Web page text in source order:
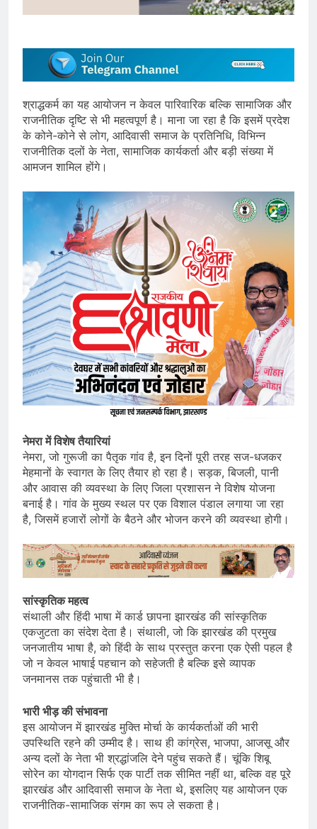
श्राद्धकर्म का यह आयोजन न केवल पारिवारिक बल्कि सामाजिक और
राजनीतिक दृष्टि से भी महत्वपूर्ण है। माना जा रहा है कि इसमें प्रदेश
के कोने-कोने से लोग, आदिवासी समाज के प्रतिनिधि, विभिन्न
राजनीतिक दलों के नेता, सामाजिक कार्यकर्ता और बड़ी संख्या में
आमजन शामिल होंगे।
नेमरा में विशेष तैयारियां
नेमरा, जो गुरूजी का पैतृक गांव है, इन दिनों पूरी तरह सज-धजकर
मेहमानों के स्वागत के लिए तैयार हो रहा है। सड़क, बिजली, पानी
और आवास की व्यवस्था के लिए जिला प्रशासन ने विशेष योजना
बनाई है। गांव के मुख्य स्थल पर एक विशाल पंडाल लगाया जा रहा
है, जिसमें हजारों लोगों के बैठने और भोजन करने की व्यवस्था होगी।
सांस्कृतिक महत्व
संथाली और हिंदी भाषा में कार्ड छापना झारखंड की सांस्कृतिक
एकजुटता का संदेश देता है। संथाली, जो कि झारखंड की प्रमुख
जनजातीय भाषा है, को हिंदी के साथ प्रस्तुत करना एक ऐसी पहल है
जो न केवल भाषाई पहचान को सहेजती है बल्कि इसे व्यापक
जनमानस तक पहुंचाती भी है।
भारी भीड़ की संभावना
इस आयोजन में झारखंड मुक्ति मोर्चा के कार्यकर्ताओं की भारी
उपस्थिति रहने की उम्मीद है। साथ ही कांग्रेस, भाजपा, आजसू और
अन्य दलों के नेता भी श्रद्धांजलि देने पहुंच सकते हैं। चूंकि शिबू
सोरेन का योगदान सिर्फ एक पार्टी तक सीमित नहीं था, बल्कि वह पूरे
झारखंड और आदिवासी समाज के नेता थे, इसलिए यह आयोजन एक
राजनीतिक-सामाजिक संगम का रूप ले सकता है।